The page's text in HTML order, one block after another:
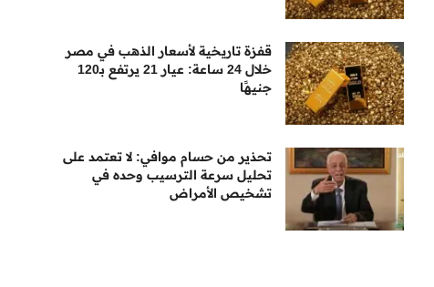
قفزة تاريخية لأسعار الذهب في مصر
خلال 24 ساعة: عيار 21 يرتفع بـ120
جنيهًا
تحذير من حسام موافي: لا تعتمد على
تحليل سرعة الترسيب وحده في
تشخيص الأمراض